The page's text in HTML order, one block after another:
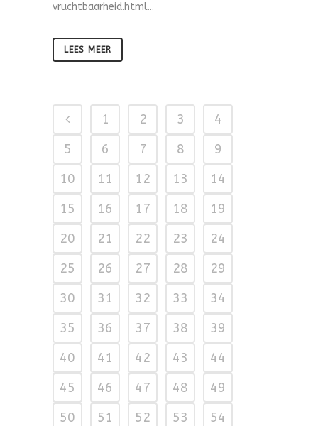
vruchtbaarheid.html...
LEES MEER
1 2 3
4
5
6 7 8
9
10
11 12 13
14
15
16 17 18
19
20
21 22 23
24
25
26 27 28
29
30
31 32 33
34
35
36 37 38
39
40
41 42 43
44
45
46 47 48
49
50
51 52 53
54